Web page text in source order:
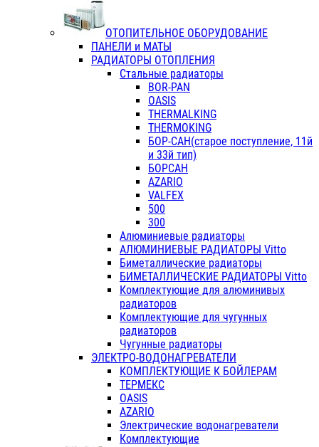
ОТОПИТЕЛЬНОЕ ОБОРУДОВАНИЕ
ПАНЕЛИ и МАТЫ
РАДИАТОРЫ ОТОПЛЕНИЯ
Стальные радиаторы
BOR-PAN
OASIS
THERMALKING
THERMOKING
БОР-САН(старое поступление, 11й
и 33й тип)
БОРСАН
AZARIO
VALFEX
500
300
Алюминиевые радиаторы
АЛЮМИНИЕВЫЕ РАДИАТОРЫ Vitto
Биметаллические радиаторы
БИМЕТАЛЛИЧЕСКИЕ РАДИАТОРЫ Vitto
Комплектующие для алюминивых
радиаторов
Комплектующие для чугунных
радиаторов
Чугунные радиаторы
ЭЛЕКТРО-ВОДОНАГРЕВАТЕЛИ
КОМПЛЕКТУЮЩИЕ К БОЙЛЕРАМ
ТЕРМЕКС
OASIS
AZARIO
Электрические водонагреватели
Комплектующие